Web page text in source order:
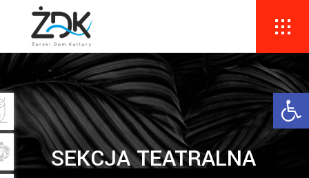
SEKCJA TEATRALNA